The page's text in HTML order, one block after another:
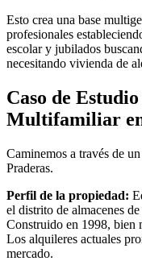
Esto crea una base
profesionales
escolar y jubilados
necesitando vivienda de
Caso de
Multifamiliar
Caminemos a través de
Praderas.
Perfil de la propiedad:
el distrito de almacenes
Construido en 1998, bien
Los alquileres actuales
mercado.